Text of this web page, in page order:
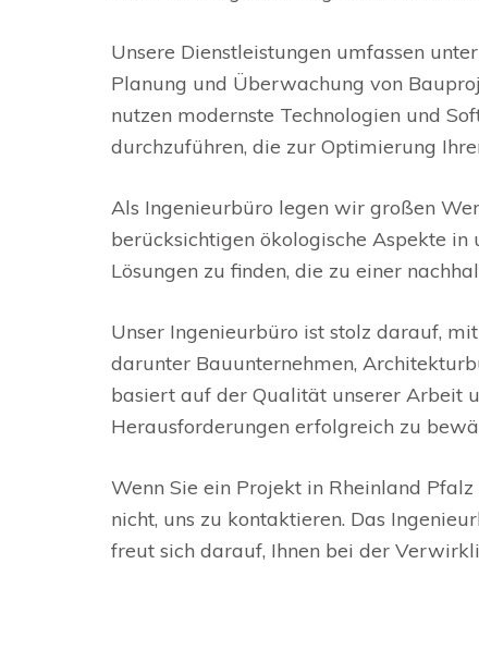
Unsere Dienstleistungen umfassen
Planung und Überwachung von
nutzen modernste Technologien und
durchzuführen, die zur Optimierung
Als Ingenieurbüro legen wir großen
berücksichtigen ökologische Aspekte
Lösungen zu finden, die zu einer
Unser Ingenieurbüro ist stolz darauf,
darunter Bauunternehmen,
basiert auf der Qualität unserer Arbeit
Herausforderungen erfolgreich zu
Wenn Sie ein Projekt in Rheinland
nicht, uns zu kontaktieren. Das
freut sich darauf, Ihnen bei der